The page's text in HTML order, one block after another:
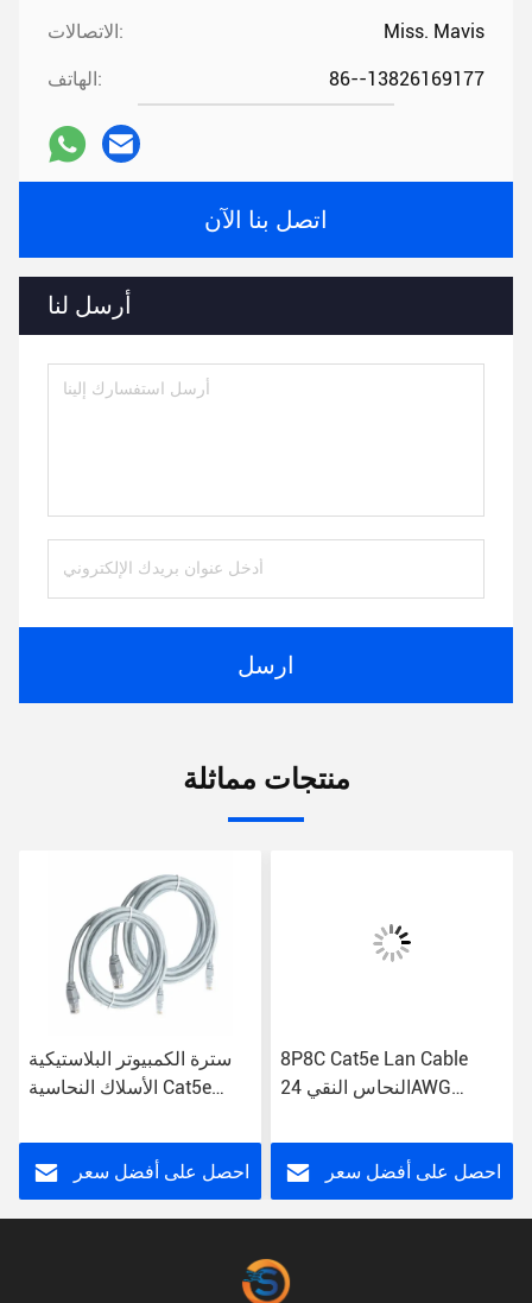
الاتصالات: Miss. Mavis
الهاتف: 86--13826169177
اتصل بنا الآن
أرسل لنا
ارسل
منتجات مماثلة
سترة الكمبيوتر البلاستيكية
الأسلاك النحاسية Cat5e
داخلي
احصل على أفضل سعر
8P8C Cat5e Lan Cable
النحاس النقي 24AWG
التصحيح الحبل
احصل على أفضل سعر